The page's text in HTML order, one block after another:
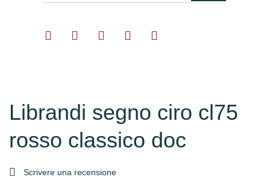
Librandi segno ciro cl75
rosso classico doc
 Scrivere una recensione